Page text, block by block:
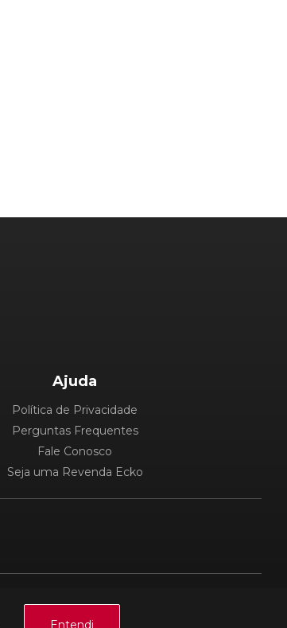
Entendi
Ajuda
Política de Privacidade
Perguntas Frequentes
Fale Conosco
Seja uma Revenda Ecko